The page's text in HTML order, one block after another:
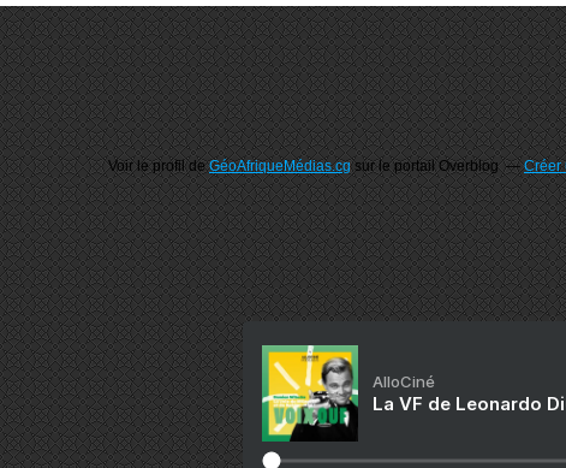
Voir le profil deGéoAfriqueMédias.cgsur le portail Overblog Créer
AlloCiné
La VF de Leonardo